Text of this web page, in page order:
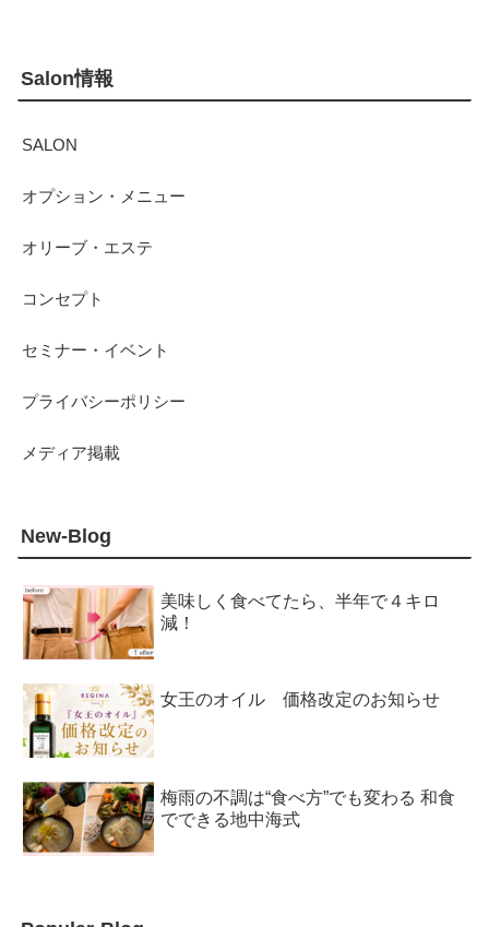
Salon情報
SALON
オプション・メニュー
オリーブ・エステ
コンセプト
セミナー・イベント
プライバシーポリシー
メディア掲載
New-Blog
美味しく食べてたら、半年で４キロ
減！
女王のオイル 価格改定のお知らせ
梅雨の不調は“食べ方”でも変わる 和食
でできる地中海式